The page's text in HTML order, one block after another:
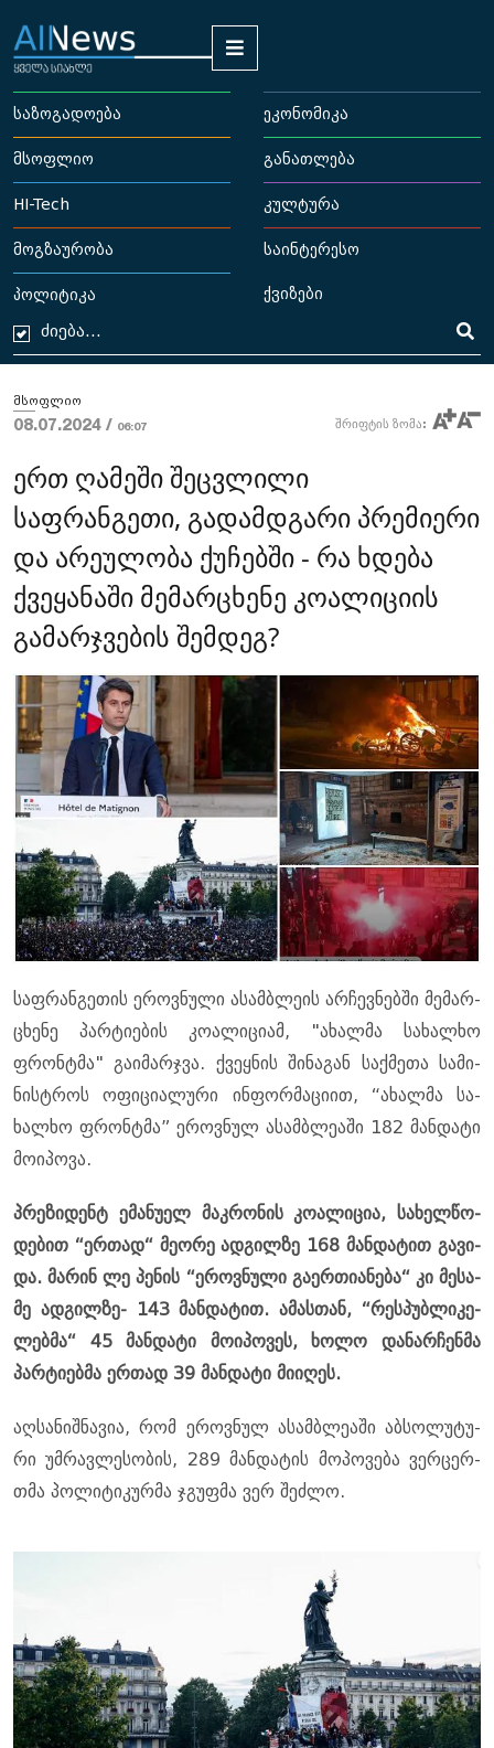
საზოგადოება ეკონომიკა
მსოფლიო განათლება
HI-Tech კულტურა
მოგზაურობა საინტერესო
პოლიტიკა ქვიზები
მსოფლიო
08.07.2024 / 06:07 შრიფტის ზომა:
ერთ ღამეში შეცვლილი
საფრანგეთი, გადამდგარი პრემიერი
და არეულობა ქუჩებში - რა ხდება
ქვეყანაში მემარცხენე კოალიციის
გამარჯვების შემდეგ?
საფ­რან­გე­თის ეროვ­ნუ­ლი ასამ­ბლე­ის არ­ჩევ­ნებ­ში მე­მარ­
ცხე­ნე პარ­ტი­ე­ბის კო­ა­ლი­ცი­ამ, "ახალ­მა სა­ხალ­ხო
ფრონტმა" გა­ი­მარ­ჯვა. ქვეყ­ნის ში­ნა­გან საქ­მე­თა სა­მი­
ნის­ტროს ოფი­ცი­ა­ლუ­რი ინ­ფორ­მა­ცი­ით, “ახალ­მა სა­
ხალ­ხო ფრონტმა” ეროვ­ნულ ასამ­ბლე­ა­ში 182 მან­და­ტი
მო­ი­პო­ვა.
პრე­ზი­დენტ ემა­ნუ­ელ მაკ­რო­ნის კო­ა­ლი­ცია, სა­ხელ­წო­
დე­ბით “ერ­თად“ მე­ო­რე ად­გილ­ზე 168 მან­და­ტით გა­ვი­
და. მა­რინ ლე პე­ნის “ეროვ­ნუ­ლი გა­ერ­თი­ა­ნე­ბა“ კი მე­სა­
მე ად­გილ­ზე- 143 მან­და­ტით. ამას­თან, “რეს­პუბ­ლი­კე­
ლებ­მა“ 45 მან­და­ტი მო­ი­პო­ვეს, ხოლო და­ნარ­ჩენ­მა
პარ­ტი­ებ­მა ერ­თად 39 მან­და­ტი მი­ი­ღეს.
აღ­სა­ნიშ­ნა­ვია, რომ ეროვ­ნულ ასამ­ბლე­ა­ში აბ­სო­ლუ­ტუ­
რი უმ­რავ­ლე­სო­ბის, 289 მან­და­ტის მო­პო­ვე­ბა ვერ­ცერ­
თმა პო­ლი­ტი­კურ­მა ჯგუფ­მა ვერ შეძ­ლო.